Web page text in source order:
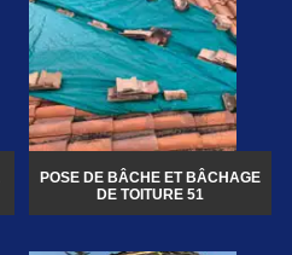
POSE DE BÂCHE ET BÂCHAGE
DE TOITURE 51